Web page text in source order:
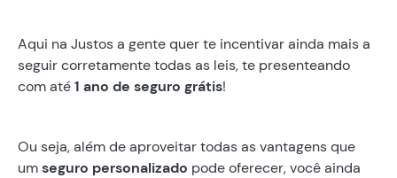
Aqui na Justos a gente quer te incentivar ainda mais a
seguir corretamente todas as leis, te presenteando
com até1 ano de seguro grátis!
Ou seja, além de aproveitar todas as vantagens que
umseguro personalizado pode oferecer, você ainda